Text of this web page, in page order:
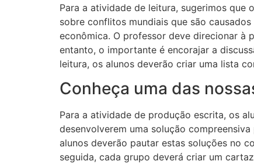
Para a atividade de leitura, sugerimos que
sobre conflitos mundiais que são
econômica. O professor deve direcionar à
entanto, o importante é encorajar a
leitura, os alunos deverão criar uma lista
Conheça uma das
Para a atividade de produção escrita, os
desenvolverem uma solução
alunos deverão pautar estas soluções no
seguida, cada grupo deverá criar um